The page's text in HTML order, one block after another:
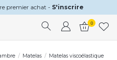
premier achat - S'inscrire
0
Matelas Matelas viscoélastique